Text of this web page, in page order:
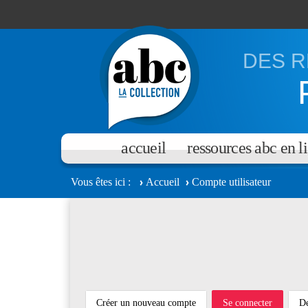
DES
accueil ressources abc en
Vous êtes ici Accueil Compte utilisateur
Créer un nouveau compte Se connecter (onglet